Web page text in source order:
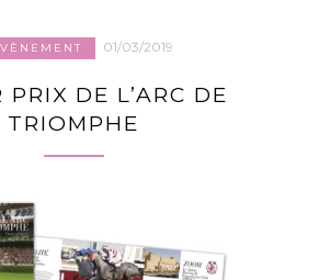
01/03/2019
PRIX DE L’ARC DE
TRIOMPHE